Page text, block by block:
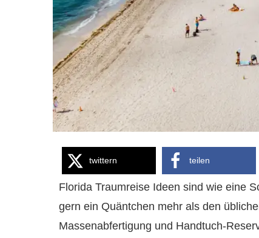
twittern teilen
Florida Traumreise Ideen sind wie eine
gern ein Quäntchen mehr als den
Massenabfertigung und Handtuch-